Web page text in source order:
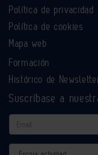
Política de privacidad
Política de cookies
Mapa web
Formación
Histórico de
Suscríbase a
Email
Actividad